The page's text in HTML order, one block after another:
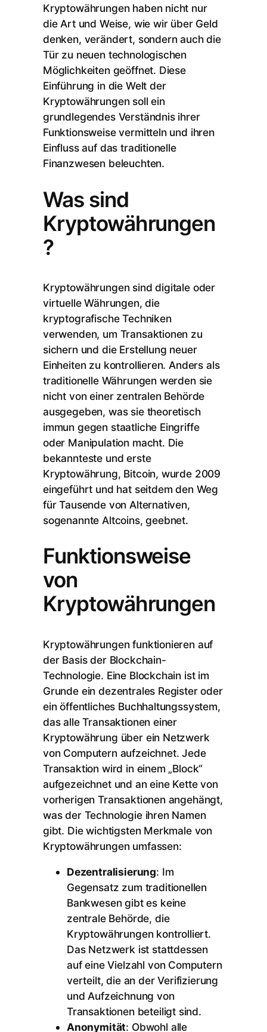
Kryptowährungen haben nicht nur
die Art und Weise, wie wir über Geld
denken, verändert, sondern auch die
Tür zu neuen technologischen
Möglichkeiten geöffnet. Diese
Einführung in die Welt der
Kryptowährungen soll ein
grundlegendes Verständnis ihrer
Funktionsweise vermitteln und ihren
Einfluss auf das traditionelle
Finanzwesen beleuchten.
Was sind
Kryptowährungen
?
Kryptowährungen sind digitale oder
virtuelle Währungen, die
kryptografische Techniken
verwenden, um Transaktionen zu
sichern und die Erstellung neuer
Einheiten zu kontrollieren. Anders als
traditionelle Währungen werden sie
nicht von einer zentralen Behörde
ausgegeben, was sie theoretisch
immun gegen staatliche Eingriffe
oder Manipulation macht. Die
bekannteste und erste
Kryptowährung, Bitcoin, wurde 2009
eingeführt und hat seitdem den Weg
für Tausende von Alternativen,
sogenannte Altcoins, geebnet.
Funktionsweise
von
Kryptowährungen
Kryptowährungen funktionieren auf
der Basis der Blockchain-
Technologie. Eine Blockchain ist im
Grunde ein dezentrales Register oder
ein öffentliches Buchhaltungssystem,
das alle Transaktionen einer
Kryptowährung über ein Netzwerk
von Computern aufzeichnet. Jede
Transaktion wird in einem „Block“
aufgezeichnet und an eine Kette von
vorherigen Transaktionen angehängt,
was der Technologie ihren Namen
gibt. Die wichtigsten Merkmale von
Kryptowährungen umfassen:
Dezentralisierung: Im
Gegensatz zum traditionellen
Bankwesen gibt es keine
zentrale Behörde, die
Kryptowährungen kontrolliert.
Das Netzwerk ist stattdessen
auf eine Vielzahl von Computern
verteilt, die an der Verifizierung
und Aufzeichnung von
Transaktionen beteiligt sind.
Anonymität: Obwohl alle